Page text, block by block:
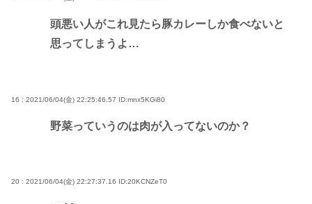
頭悪い人がこれ見たら豚カレーしか食べないと
思ってしまうよ…
16 : 2021/06/04(金) 22:25:46.57 ID:mnx5KGi80
野菜っていうのは肉が入ってないのか？
20 : 2021/06/04(金) 22:27:37.16 ID:20KCNZeT0